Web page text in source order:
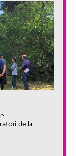
della...